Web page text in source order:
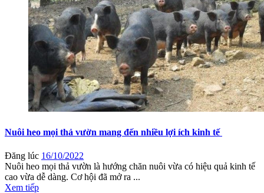
Nuôi heo mọi thả vườn mang đến nhiều lợi ích kinh tế
Đăng lúc 16/10/2022
Nuôi heo mọi thả vườn là hướng chăn nuôi vừa có hiệu quả kinh tế
cao vừa dễ dàng. Cơ hội đã mở ra ...
Xem tiếp